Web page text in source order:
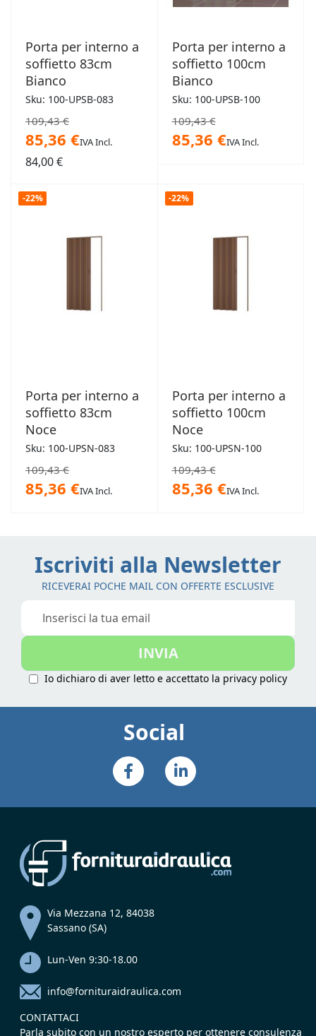
Porta per interno a
soffietto 83cm
Bianco
Sku: 100-UPSB-083
109,43 €
85,36 €IVA Incl.
84,00 €
Porta per interno a
soffietto 100cm
Bianco
Sku: 100-UPSB-100
109,43 €
85,36 €IVA Incl.
-22%
Porta per interno a
soffietto 83cm
Noce
Sku: 100-UPSN-083
109,43 €
85,36 €IVA Incl.
-22%
Porta per interno a
soffietto 100cm
Noce
Sku: 100-UPSN-100
109,43 €
85,36 €IVA Incl.
Iscriviti alla Newsletter
RICEVERAI POCHE MAIL CON OFFERTE ESCLUSIVE
Iscriviti
nostra
INVIA
Io dichiaro di aver letto e accettato la privacy policy
Social
Via Mezzana 12, 84038
Sassano (SA)
Lun-Ven 9:30-18.00
info@fornituraidraulica.com
CONTATTACI
Parla subito con un nostro esperto per ottenere consulenza